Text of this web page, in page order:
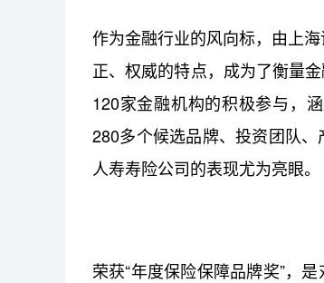
作为金融行业的风向标，由上
正、权威的特点，成为了衡量
120家金融机构的积极参与，
280多个候选品牌、投资团队
人寿寿险公司的表现尤为亮眼。
荣获“年度保险保障品牌奖”，